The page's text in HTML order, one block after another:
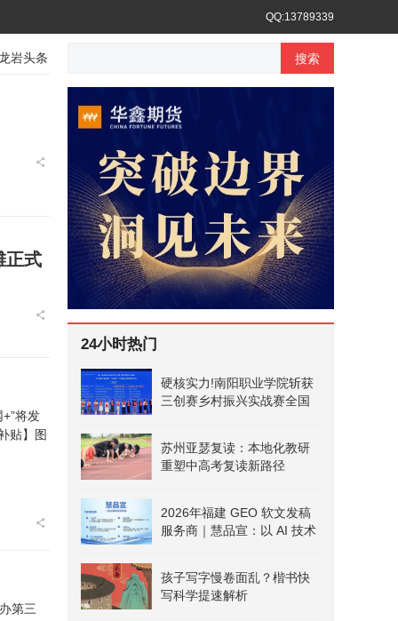
QQ:13789339
岩头条
正式
搜索
24小时热门
硬核实力!南阳职业学院斩获
三创赛乡村振兴实战赛全国
苏州亚瑟复读：本地化教研
重塑中高考复读新路径
2026年福建 GEO 软文发稿
服务商｜慧品宣：以 AI 技术
孩子写字慢卷面乱？楷书快
写科学提速解析